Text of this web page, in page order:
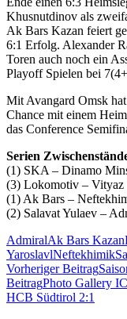
Khusnutdinov als
Ak Bars Kazan feiert
6:1 Erfolg. Alexander
Toren auch noch ein
Playoff Spielen bei
Mit Avangard Omsk
Chance mit einem
das Conference
Serien
(1) SKA – Dinamo
(3) Lokomotiv – Vityaz
(1) Ak Bars –
(2) Salavat Yulaev –
AdmiralAk Bars Kazan
YaroslavlNeftekhimik
Vorheriger Beitrag
BeitragPhoto Gallery
HCB Südtirol 2:1